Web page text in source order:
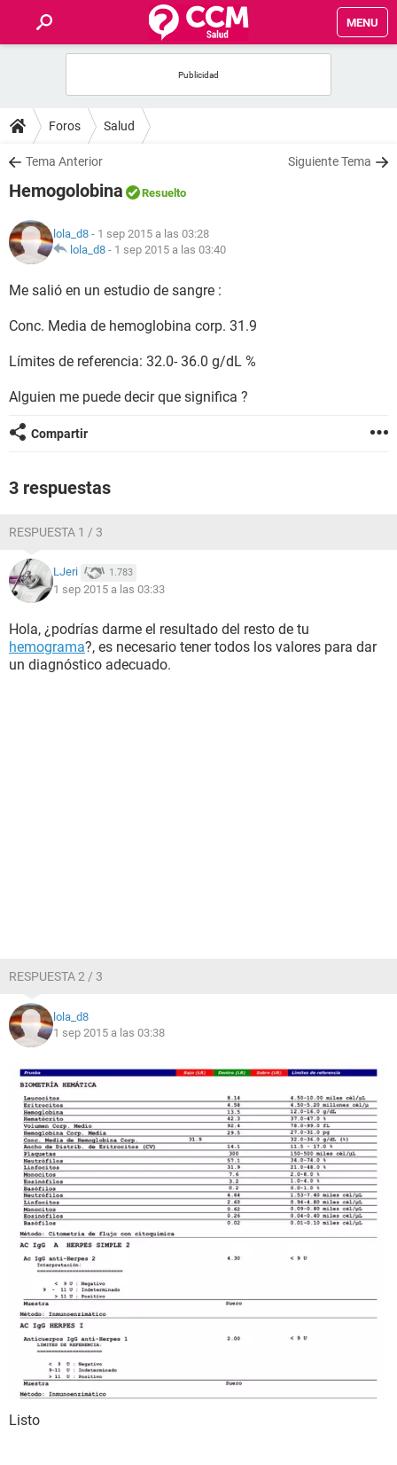
MENU
FOROS
SALUD
FAMILIA
NUTRICIÓN
BIENESTAR
Foros Salud
Tema Anterior Siguiente Tema
Hemogolobina Resuelto
lola_d8 - 1 sep 2015 a las 03:28
lola_d8 - 1 sep 2015 a las 03:40
Me salió en un estudio de sangre :
Conc. Media de hemoglobina corp. 31.9
Límites de referencia: 32.0- 36.0 g/dL %
Alguien me puede decir que significa ?
Compartir
3 respuestas
RESPUESTA 1 / 3
LJeri 1.783
1 sep 2015 a las 03:33
Hola, ¿podrías darme el resultado del resto de tu
hemograma?, es necesario tener todos los valores para dar
un diagnóstico adecuado.
RESPUESTA 2 / 3
lola_d8
1 sep 2015 a las 03:38
Listo